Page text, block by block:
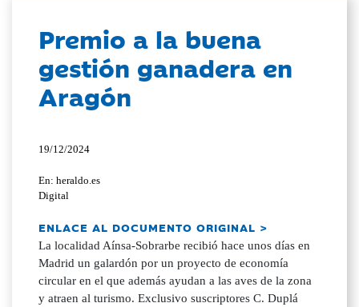
Premio a la buena
gestión ganadera en
Aragón
19/12/2024
En: heraldo.es
Digital
ENLACE AL DOCUMENTO ORIGINAL >
La localidad Aínsa-Sobrarbe recibió hace unos días en
Madrid un galardón por un proyecto de economía
circular en el que además ayudan a las aves de la zona
y atraen al turismo. Exclusivo suscriptores C. Duplá